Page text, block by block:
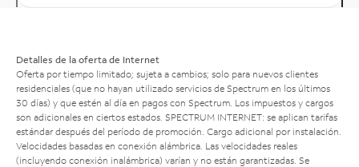
Detalles de la oferta de Internet
Oferta por tiempo limitado; sujeta a cambios; solo para nuevos clientes
residenciales (que no hayan utilizado servicios de Spectrum en los últimos
30 días) y que estén al día en pagos con Spectrum. Los impuestos y cargos
son adicionales en ciertos estados. SPECTRUM INTERNET: se aplican tarifas
estándar después del período de promoción. Cargo adicional por instalación.
Velocidades basadas en conexión alámbrica. Las velocidades reales
(incluyendo conexión inalámbrica) varían y no están garantizadas. Se